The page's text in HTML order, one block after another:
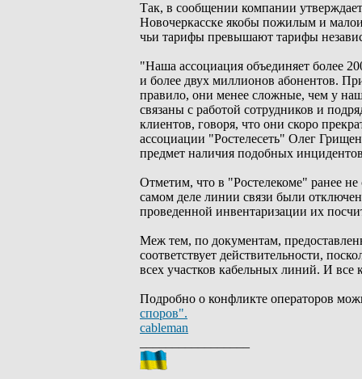
Так, в сообщении компании
Новочеркасске якобы пожилым и
чьи тарифы превышают тарифы
"Наша ассоциация объединяет более
и более двух миллионов абонентов.
правило, они менее сложные, чем у
связаны с работой сотрудников и
клиентов, говоря, что они скоро
ассоциации "Ростелесеть" Олег
предмет наличия подобных
Отметим, что в "Ростелекоме" ранее
самом деле линии связи были
проведенной инвентаризации их
Меж тем, по документам,
соответствует действительности,
всех участков кабельных линий. И
Подробно о конфликте операторов
споров".
cableman